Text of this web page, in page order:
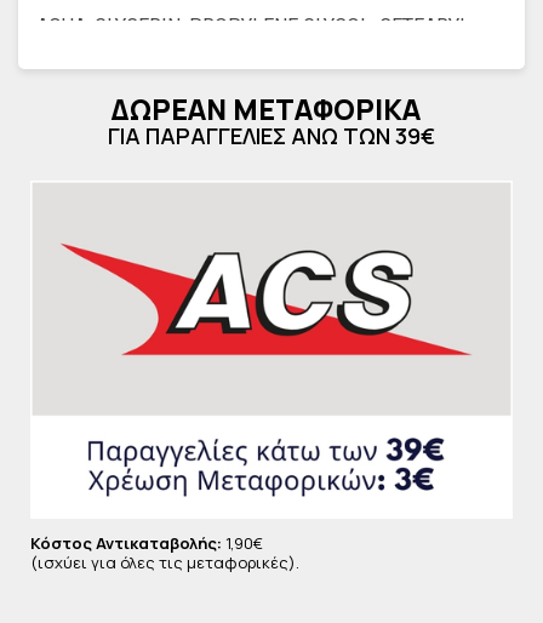
AQUA, GLYCERIN, PROPYLENE GLYCOL, CETEARYL
PARAFFINUM LIQUIDUM, DIMETHICONE, PARFUM,
ALOE BARBADENSIS LEAF JUICE, PANTHENOL,
CETYL ALCOHOL, ETHYLHEXYL
ETHYLHEXYLGLYCERIN, HEXYL CINNAMAL , BENZYL
BENZOATE , ETHYLHEXYL SALICYLATE, BUTYL
METHOXYDIBENZOYLMETHANE, COUMARIN ,
LIMONENE , LINALOOL , ALPHA-ISOMETHYL IONONE ,
AMYL CINNAMAL, CI 16255 / RED 7.
ΔΩΡΕΑΝ ΜΕΤΑΦΟΡΙΚΑ
ΓΙΑ ΠΑΡΑΓΓΕΛΙΕΣ ΑΝΩ ΤΩΝ 39€
Κόστος Αντικαταβολής: 1,90€
(ισχύει για όλες τις μεταφορικές).